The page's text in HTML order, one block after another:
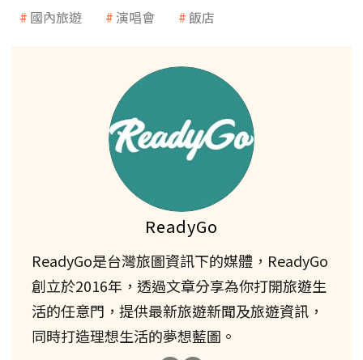
國內旅遊
演唱會 飯店
ReadyGo
ReadyGo是台灣旅圖資訊下的媒體，ReadyGo
創立於2016年，透過文章分享為你打開旅遊生
活的任意門，提供最新旅遊新聞及旅遊資訊，
同時打造理想生活的夢想藍圖。